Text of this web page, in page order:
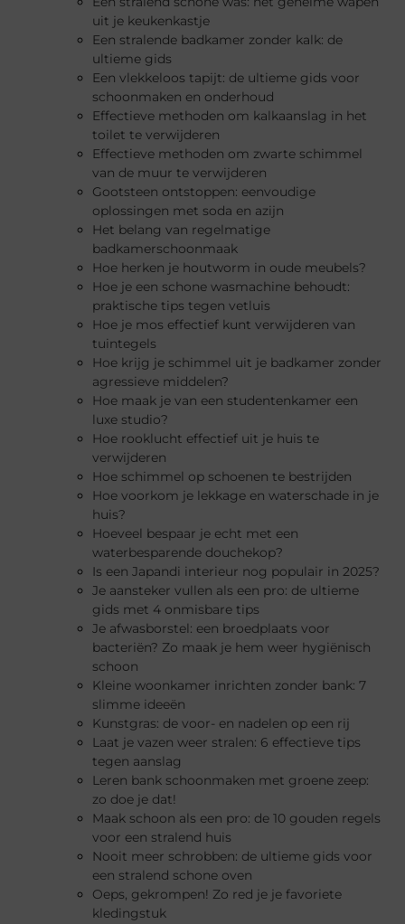
uit je keukenkastje
Een stralende badkamer zonder kalk: de
ultieme gids
Een vlekkeloos tapijt: de ultieme gids voor
schoonmaken en onderhoud
Effectieve methoden om kalkaanslag in het
toilet te verwijderen
Effectieve methoden om zwarte schimmel
van de muur te verwijderen
Gootsteen ontstoppen: eenvoudige
oplossingen met soda en azijn
Het belang van regelmatige
badkamerschoonmaak
Hoe herken je houtworm in oude meubels?
Hoe je een schone wasmachine behoudt:
praktische tips tegen vetluis
Hoe je mos effectief kunt verwijderen van
tuintegels
Hoe krijg je schimmel uit je badkamer zonder
agressieve middelen?
Hoe maak je van een studentenkamer een
luxe studio?
Hoe rooklucht effectief uit je huis te
verwijderen
Hoe schimmel op schoenen te bestrijden
Hoe voorkom je lekkage en waterschade in je
huis?
Hoeveel bespaar je echt met een
waterbesparende douchekop?
Is een Japandi interieur nog populair in 2025?
Je aansteker vullen als een pro: de ultieme
gids met 4 onmisbare tips
Je afwasborstel: een broedplaats voor
bacteriën? Zo maak je hem weer hygiënisch
schoon
Kleine woonkamer inrichten zonder bank: 7
slimme ideeën
Kunstgras: de voor- en nadelen op een rij
Laat je vazen weer stralen: 6 effectieve tips
tegen aanslag
Leren bank schoonmaken met groene zeep:
zo doe je dat!
Maak schoon als een pro: de 10 gouden regels
voor een stralend huis
Nooit meer schrobben: de ultieme gids voor
een stralend schone oven
Oeps, gekrompen! Zo red je je favoriete
kledingstuk